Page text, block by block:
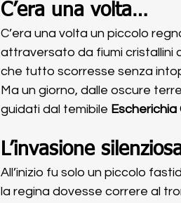
C’era una volta…
C’era una volta un piccolo
attraversato da fiumi cristallini
che tutto scorresse senza
Ma un giorno, dalle oscure
guidati dal temibile Escherichia
L’invasione
All’inizio fu solo un piccolo
la regina dovesse correre al